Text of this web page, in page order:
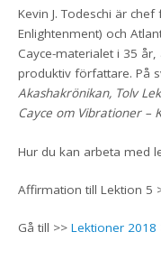
Kevin J. Todeschi är
Enlightenment) och
Cayce-materialet i 35
produktiv författare. På
Akashakrönikan, Tolv
Cayce om Vibrationer –
Hur du kan arbeta med
Affirmation till Lektion 5
Gå till >>Lektioner 2018